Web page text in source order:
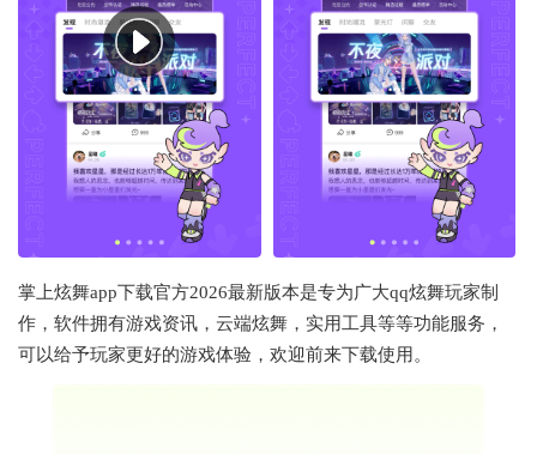
掌上炫舞app下载官方2026最新版本是专为广大qq炫舞玩家制
作，软件拥有游戏资讯，云端炫舞，实用工具等等功能服务，
可以给予玩家更好的游戏体验，欢迎前来下载使用。